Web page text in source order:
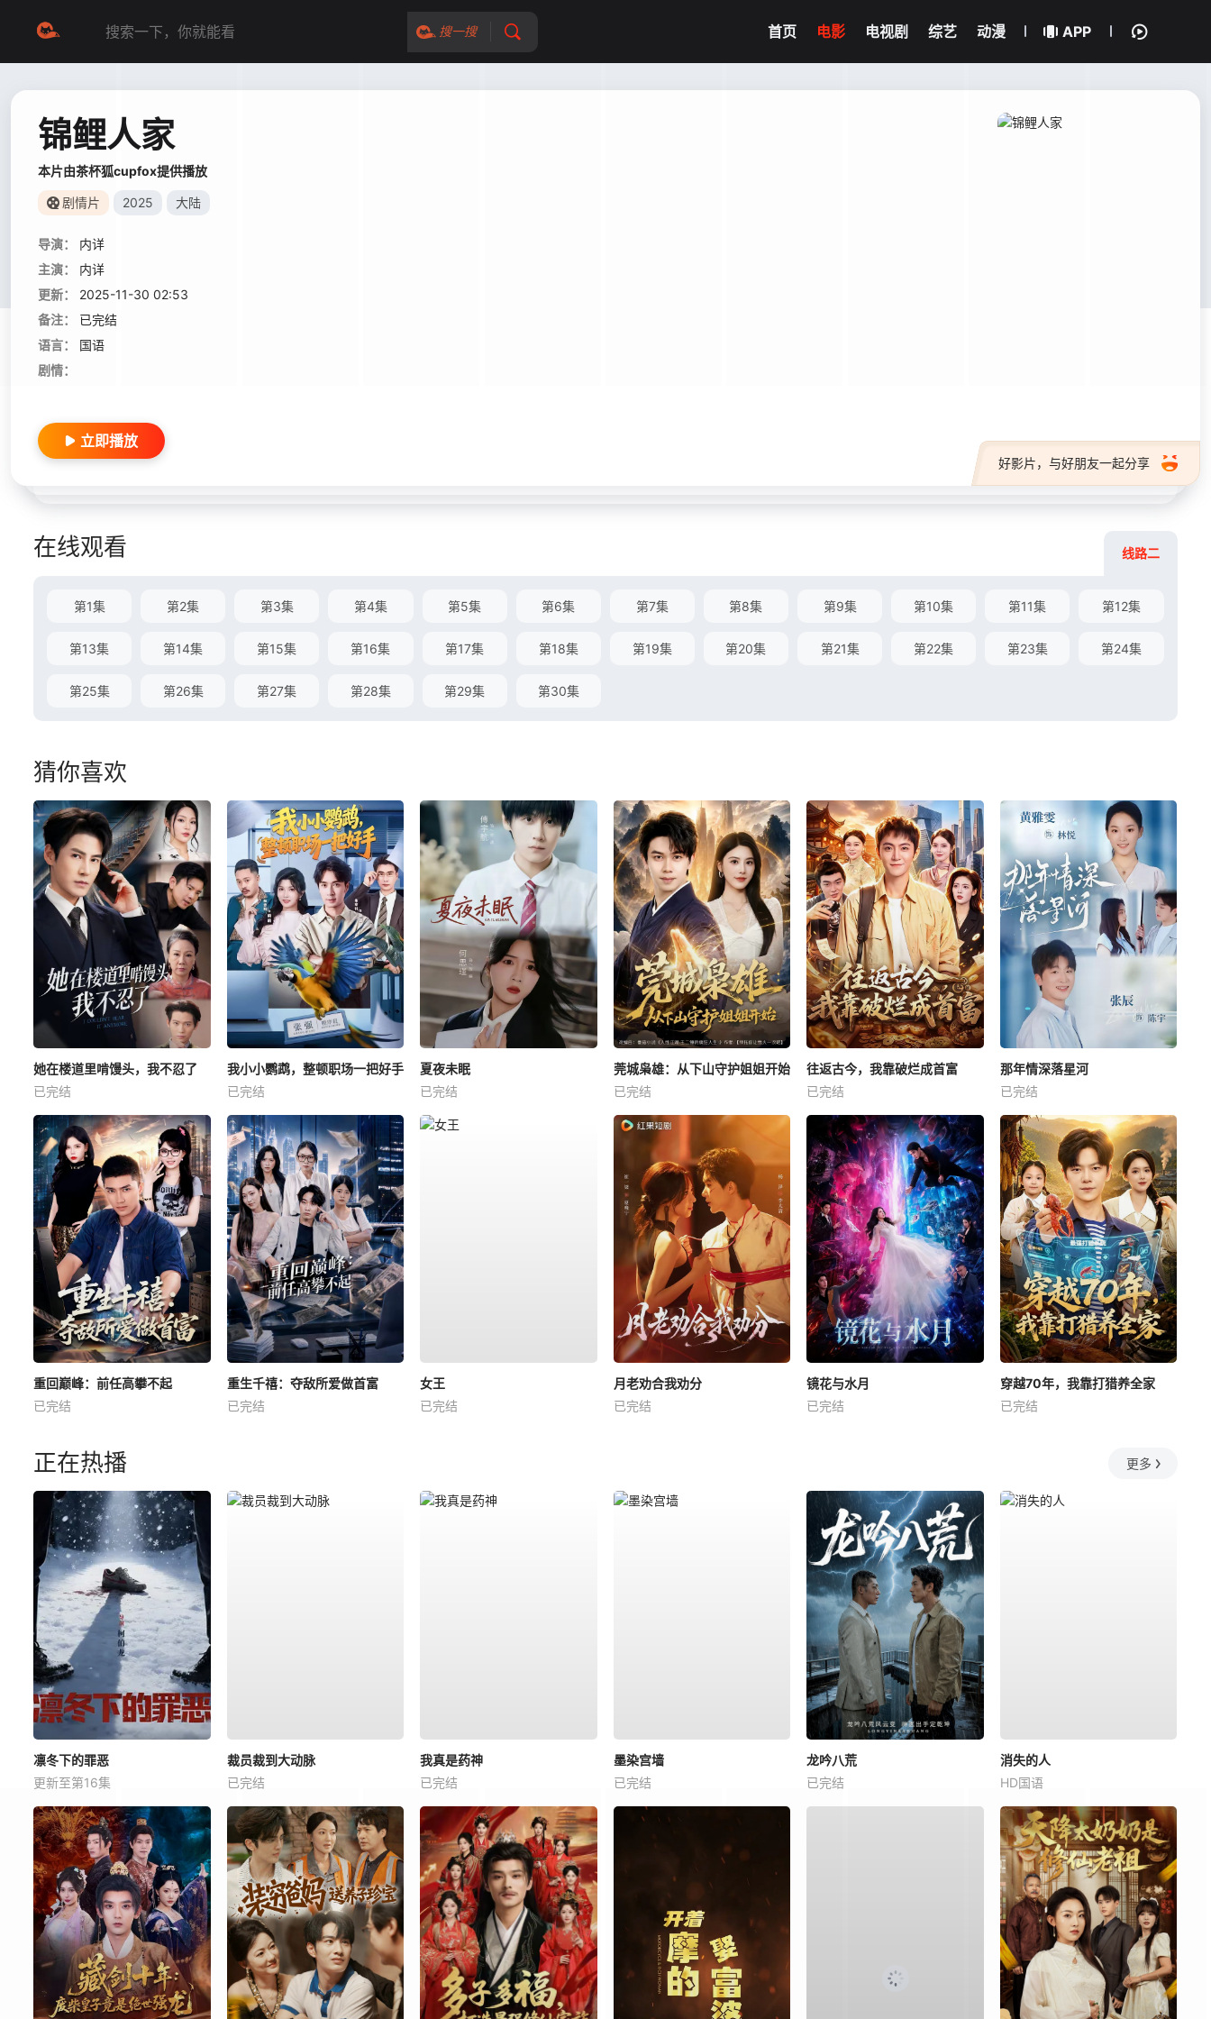
搜一搜 首页 电影 电视剧 综艺 动漫 APP
锦鲤人家
本片由茶杯狐cupfox提供播放
剧情片 2025 大陆
导演：
内详
主演：
内详
更新：
2025-11-30 02:53
备注：
已完结
语言：
国语
剧情：
好影片，与好朋友一起分享
立即播放
在线观看 线路二
第1集 第2集 第3集 第4集 第5集 第6集 第7集 第8集 第9集 第10集 第11集 第12集
第13集 第14集 第15集 第16集 第17集 第18集 第19集 第20集 第21集 第22集 第23集 第24集
第25集 第26集 第27集 第28集 第29集 第30集
猜你喜欢
她在楼道里啃馒头，我不忍了
已完结
我小小鹦鹉，整顿职场一把好手
已完结
夏夜未眠
已完结
莞城枭雄：从下山守护姐姐开始
已完结
往返古今，我靠破烂成首富
已完结
那年情深落星河
已完结
重回巅峰：前任高攀不起
已完结
重生千禧：夺敌所爱做首富
已完结
女王
已完结
月老劝合我劝分
已完结
镜花与水月
已完结
穿越70年，我靠打猎养全家
已完结
正在热播 更多
凛冬下的罪恶
更新至第16集
裁员裁到大动脉
已完结
我真是药神
已完结
墨染宫墙
已完结
龙吟八荒
已完结
消失的人
HD国语